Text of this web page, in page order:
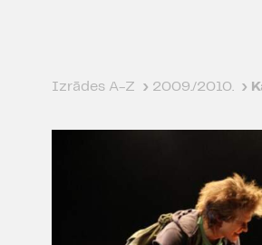
Izrādes A-Z › 2009./2010. ›